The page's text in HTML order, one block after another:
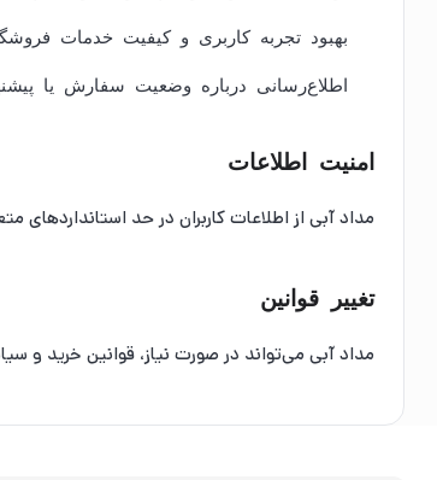
بهبود تجربه کاربری و کیفیت خدمات
اطلاع‌رسانی درباره وضعیت سفارش یا
امنیت اطلاعات
مداد آبی از اطلاعات کاربران در حد
تغییر قوانین
مداد آبی می‌تواند در صورت نیاز، قوانین خرید